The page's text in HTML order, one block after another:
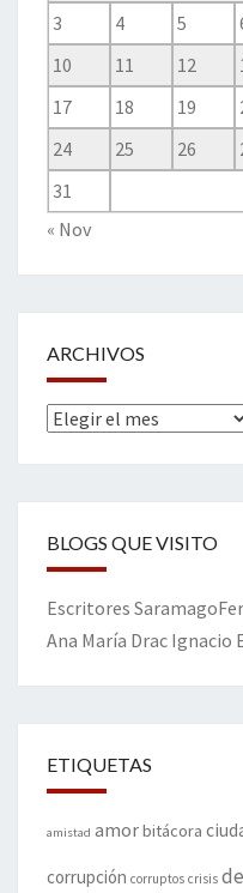
3
4 5
10
11 12
17
18 19
24
25 26
31
« Nov
ARCHIVOS
Archivos
BLOGS QUE VISITO
Escritores Saramago
Ana María Drac Ignacio
ETIQUETAS
amistad amorbitácora
corrupción corruptos crisis